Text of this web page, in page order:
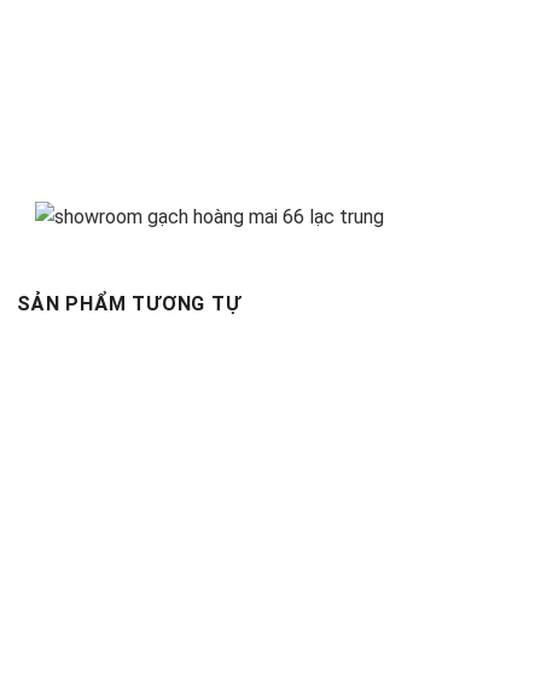
SẢN PHẨM TƯƠNG TỰ